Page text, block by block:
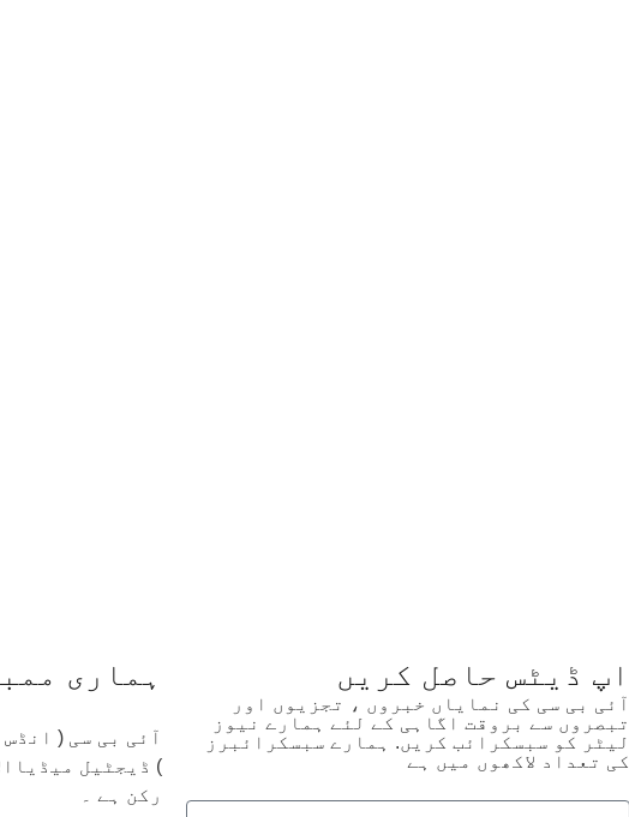
اپ ڈیٹس حاصل کریں
آئی بی سی کی نمایاں خبروں ، تجزیوں اور
تبصروں سے بروقت اگاہی کے لئے ہمارے نیوز
لیٹر کو سبسکرائب کریں. ہمارے سبسکرائبرز
کی تعداد لاکھوں میں ہے
ہماری
آئی بی سی (
رکن ہے ۔